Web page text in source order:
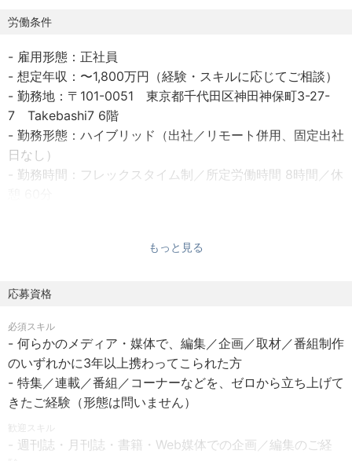
者への取材をもとにした企業解説・経営者インタビューを
今回は、このメディアの編集を統括する1人目の編集者をお
迎えします。経営陣と直接議論しながら、編集の中核を担
っていただきます。立ち上がりのフェーズでは、まず既存
番組の品質向上と、編集方針・KPIの土台づくりから着手。
そこから新フォーマットやチャネルの仮説検証へと広げて
いくイメージです。
- 既存YouTube番組のクオリティ向上（取材設計・構成・
- 編集方針とKPIの設計・運用（年間ロードマップ、視聴維
- 新フォーマットの立ち上げ（動画・記事・リサーチレポー
ト・ポッドキャスト・イベントなど、テーマに合う形式を
選択）
- チャネル設計と求職者との関係づくり（まずはYouTube
を主戦場に、必要に応じてX・LinkedIn・メルマガ・Webセ
ミナー等を組み合わせる）
- ブランドPR・アライアンス、外部ディレクション（他社
労働条件
- 雇用形態：正社員
- 想定年収：〜1,800万円（経験・スキルに応じてご相談）
- 勤務地：〒101-0051 東京都千代田区神田神保町3-27-
7 Takebashi7 6階
- 勤務形態：ハイブリッド（出社／リモート併用、固定出社
日なし）
- 勤務時間：フレックスタイム制／所定労働時間 8時間／休
- 加入保険：雇用保険、労災保険、健康保険、厚生年金保険
- 試用期間：あり（条件面の変更なし）
居いただける制度です。制度の利用により、税金・社会保
険料の負担軽減が見込めます。
-定期健康診断
もっと見る
応募資格
必須スキル
- 何らかのメディア・媒体で、編集／企画／取材／番組制作
のいずれかに3年以上携わってこられた方
- 特集／連載／番組／コーナーなどを、ゼロから立ち上げて
きたご経験（形態は問いません）
歓迎スキル
- 週刊誌・月刊誌・書籍・Web媒体での企画／編集のご経